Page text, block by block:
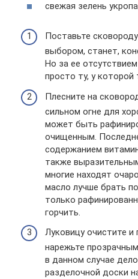
свежая зелень
Поставьте
выбором, станет,
Но за ее
просто ту, у
Плесните на
сильном огне для
может быть
очищенным.
содержанием
также
многие находят
масло лучше брать
только
горчить.
Луковицу очистите и
нарежьте
в данном случае
разделочной доски